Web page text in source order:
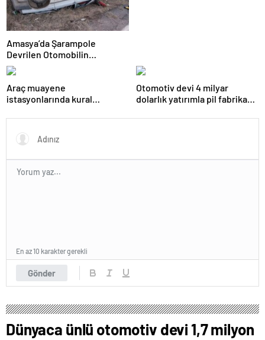
Amasya’da Şarampole
Devrilen Otomobilin
Sürücüsü Yaralandı
Araç muayene
istasyonlarında kural
yayımlanarak yürürlüğe girdi
Otomotiv devi 4 milyar
dolarlık yatırımla pil fabrikası
Gönder
En az 10 karakter gerekli
Dünyaca ünlü otomotiv devi 1,7 milyon